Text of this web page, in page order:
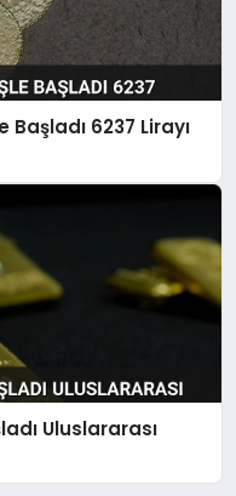
6237 Lirayı
Uluslararası